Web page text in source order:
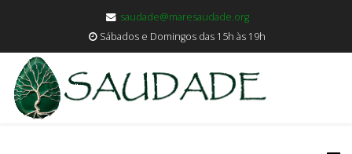
saudade@maresaudade.org
Sábados e Domingos das 15h às 19h